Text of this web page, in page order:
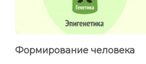
Формирование человека